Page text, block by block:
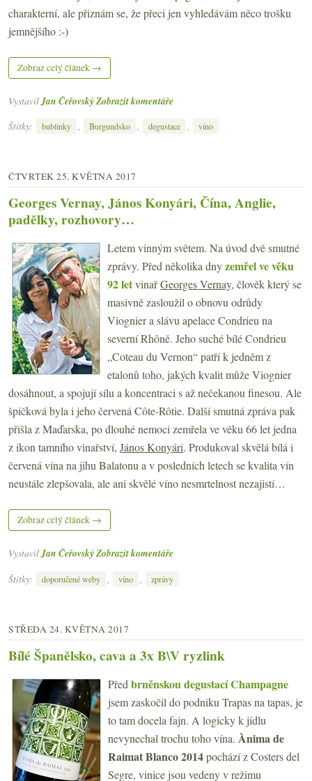
charakterní, ale přiznám se, že přeci jen vyhledávám něco trošku
jemnějšího :-)
Zobraz celý článek →
VystavilJan ČeřovskýZobrazit komentáře
Štítky:
bublinky , Burgundsko , degustace , víno
ČTVRTEK 25. KVĚTNA 2017
Georges Vernay, János Konyári, Čína, Anglie,
padělky, rozhovory…
Letem vinným světem. Na úvod dvě smutné
zprávy. Před několika dnyzemřel ve věku
92 letvinařGeorges Vernay, člověk který se
masivně zasloužil o obnovu odrůdy
Viognier a slávu apelace Condrieu na
severní Rhôně. Jeho suché bílé Condrieu
„Coteau du Vernon“ patří k jedněm z
etalonů toho, jakých kvalit může Viognier
dosáhnout, a spojují sílu a koncentraci s až nečekanou finesou. Ale
špičková byla i jeho červená Côte-Rôtie. Další smutná zpráva pak
přišla z Maďarska, po dlouhé nemoci zemřela ve věku 66 let jedna
z ikon tamního vinařství, János Konyári. Produkoval skvělá bílá i
červená vína na jihu Balatonu a v posledních letech se kvalita vín
neustále zlepšovala, ale ani skvělé víno nesmrtelnost nezajistí…
Zobraz celý článek →
VystavilJan ČeřovskýZobrazit komentáře
Štítky:
doporučené weby , víno , zprávy
STŘEDA 24. KVĚTNA 2017
Bílé Španělsko, cava a 3x B\V ryzlink
Před brněnskou degustací Champagne
jsem zaskočil do podniku Trapas na tapas, je
to tam docela fajn. A logicky k jídlu
nevynechal trochu toho vína. Ànima de
Raimat Blanco 2014pochází z Costers del
Segre, vinice jsou vedeny v režimu